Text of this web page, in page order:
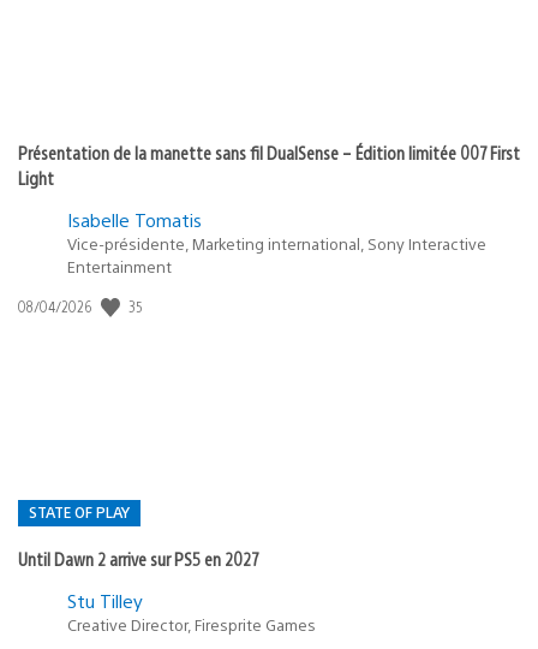
Présentation de la manette sans fil DualSense – Édition limitée 007 First
Light
Isabelle Tomatis
Vice-présidente, Marketing international, Sony Interactive
Entertainment
Date
08/04/2026 35
STATE OF PLAY
Until Dawn 2 arrive sur PS5 en 2027
PostéeStu Tilley
Creative Director, Firesprite Games